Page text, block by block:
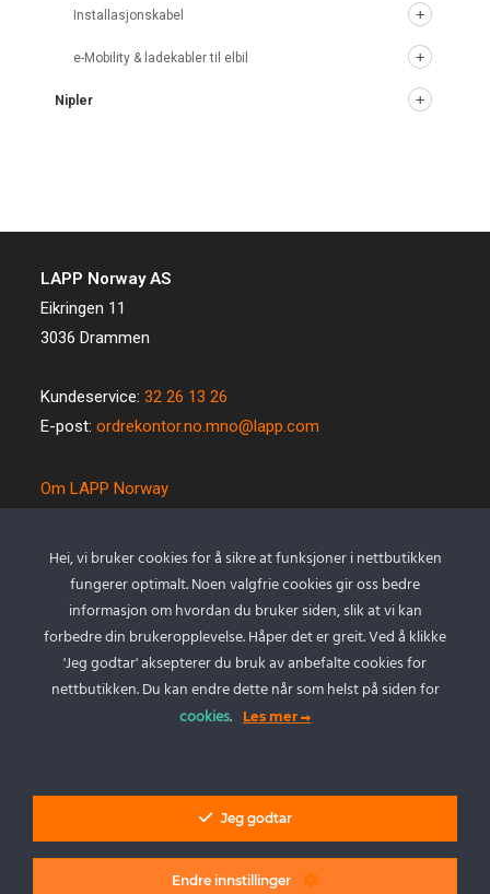
Installasjonskabel
e-Mobility & ladekabler til elbil
Nipler
LAPP Norway AS
Eikringen 11
3036 Drammen
Kundeservice:32 26 13 26
E-post:ordrekontor.no.mno@lapp.com
Om LAPP Norway
Kvalitet og miljø
Betingelser
Kontakt oss
Cookie policy
Personvernserklæring
Hei, vi bruker cookies for å sikre at funksjoner i nettbutikken
fungerer optimalt. Noen valgfrie cookies gir oss bedre
informasjon om hvordan du bruker siden, slik at vi kan
forbedre din brukeropplevelse. Håper det er greit. Ved å klikke
'Jeg godtar' aksepterer du bruk av anbefalte cookies for
nettbutikken. Du kan endre dette når som helst på siden for
cookies. Les mer
Jeg godtar
Endre innstillinger